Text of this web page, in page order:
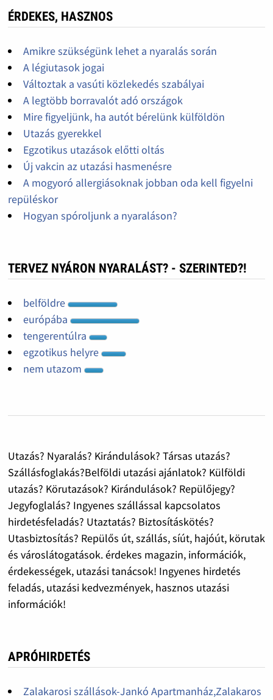
ÉRDEKES, HASZNOS
Amikre szükségünk lehet a nyaralás során
A légiutasok jogai
Változtak a vasúti közlekedés szabályai
A legtöbb borravalót adó országok
Mire figyeljünk, ha autót bérelünk külföldön
Utazás gyerekkel
Egzotikus utazások előtti oltás
Új vakcin az utazási hasmenésre
A mogyoró allergiásoknak jobban oda kell figyelni
repüléskor
Hogyan spóroljunk a nyaraláson?
TERVEZ NYÁRON NYARALÁST? - SZERINTED?!
belföldre
európába
tengerentúlra
egzotikus helyre
nem utazom
Utazás? Nyaralás? Kirándulások? Társas utazás?
Szállásfoglakás?Belföldi utazási ajánlatok? Külföldi
utazás? Körutazások? Kirándulások? Repülőjegy?
Jegyfoglalás? Ingyenes szállással kapcsolatos
hirdetésfeladás? Utaztatás? Biztosításkötés?
Utasbiztosítás? Repülős út, szállás, síút, hajóút, körutak
és városlátogatások. érdekes magazin, információk,
érdekességek, utazási tanácsok! Ingyenes hirdetés
feladás, utazási kedvezmények, hasznos utazási
információk!
APRÓHIRDETÉS
Zalakarosi szállások-Jankó Apartmanház,Zalakaros